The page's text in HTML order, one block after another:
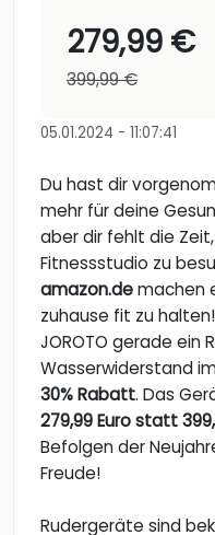
279,99 €
399,99 €
05.01.2024 - 11:07:41
Du hast dir
mehr für deine
aber dir fehlt die
Fitnessstudio zu
amazon.demachen
zuhause fit zu
JOROTO gerade ein
Wasserwiderstand
30% Rabatt. Das
279,99 Euro statt
Befolgen der
Freude!
Rudergeräte sind